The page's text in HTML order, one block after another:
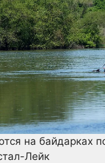
на байдарках
Лейк